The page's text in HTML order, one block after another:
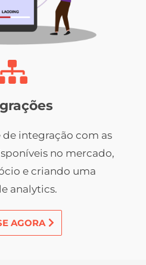
integração com as
no mercado,
e criando uma
analytics.
AGORA